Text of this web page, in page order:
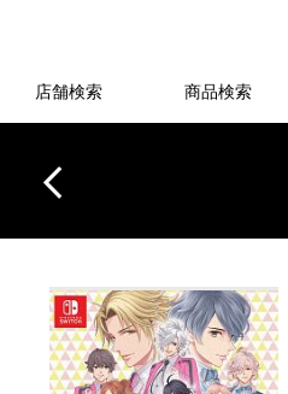
店舗検索 商品検索